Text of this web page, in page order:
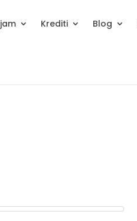
Krediti Blog